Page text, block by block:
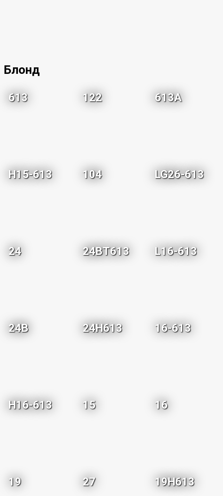
Блонд
613 122 613A
H15-613 104 LG26-613
24 24BT613 L16-613
24B 24H613 16-613
H16-613 15 16
19 27 19H613